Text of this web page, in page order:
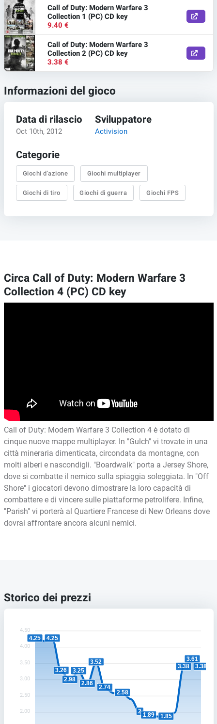
Call of Duty: Modern Warfare 3
Collection 1 (PC) CD key
9.40 €
Call of Duty: Modern Warfare 3
Collection 2 (PC) CD key
3.38 €
Informazioni del gioco
Data di rilascio
Oct 10th, 2012
Sviluppatore
Activision
Categorie
Giochi d'azione Giochi multiplayer
Giochi di tiro Giochi di guerra Giochi FPS
Circa Call of Duty: Modern Warfare 3
Collection 4 (PC) CD key
Call of Duty: Modern Warfare 3 Collection 4 è dotato di
cinque nuove mappe multiplayer. In "Gulch" vi trovate in una
città mineraria dimenticata, circondata da montagne, con
molti alberi e nascondigli. "Boardwalk" porta a Jersey Shore,
dove si combatte il nemico sulla spiaggia soleggiata. In "Off
Shore" i giocatori devono dimostrare la loro capacità di
combattere e di vincere sulle piattaforme petrolifere. Infine,
"Parish" vi porterà al Quartiere Francese di New Orleans dove
dovrai affrontare ancora alcuni nemici.
Storico dei prezzi
4.50
4.00
3.50
3.00
2.50
2.00
4.25 4.25
3.26
2.98
3.25
2.86
3.52
2.74
2.58
2
1.89 1.85
3.38
3.61
3.38